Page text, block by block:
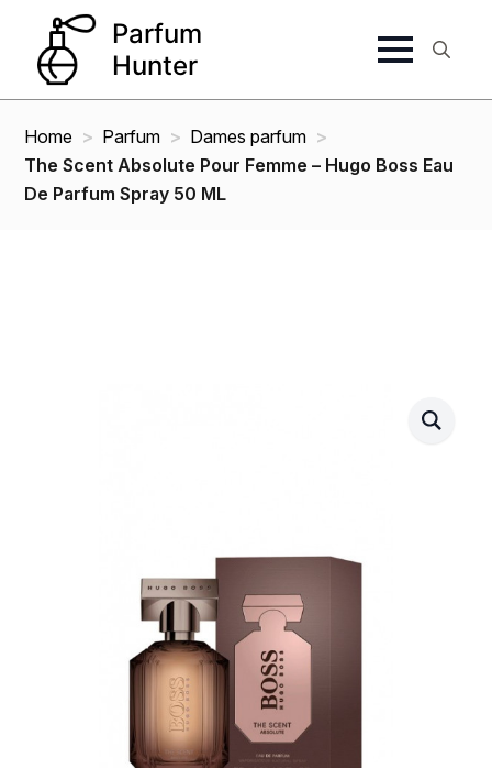
Home Parfum
Dames parfum
The Scent Absolute Pour Femme – Hugo Boss Eau
De Parfum Spray 50 ML